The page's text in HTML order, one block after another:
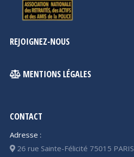
REJOIGNEZ-NOUS
MENTIONS LÉGALES
CONTACT
Adresse :
26 rue Sainte-Félicité 75015 PARIS